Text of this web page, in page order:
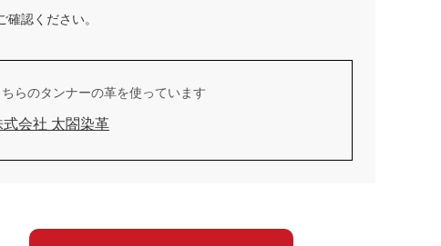
確認ください。
ちらのタンナーの革を使っています
式会社 太閤染革